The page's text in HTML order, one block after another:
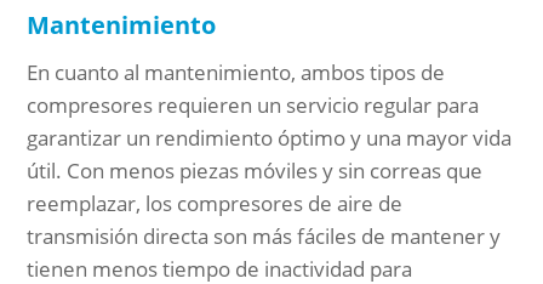
Mantenimiento
En cuanto al mantenimiento, ambos tipos de
compresores requieren un servicio regular para
garantizar un rendimiento óptimo y una mayor vida
útil. Con menos piezas móviles y sin correas que
reemplazar, los compresores de aire de
transmisión directa son más fáciles de mantener y
tienen menos tiempo de inactividad para